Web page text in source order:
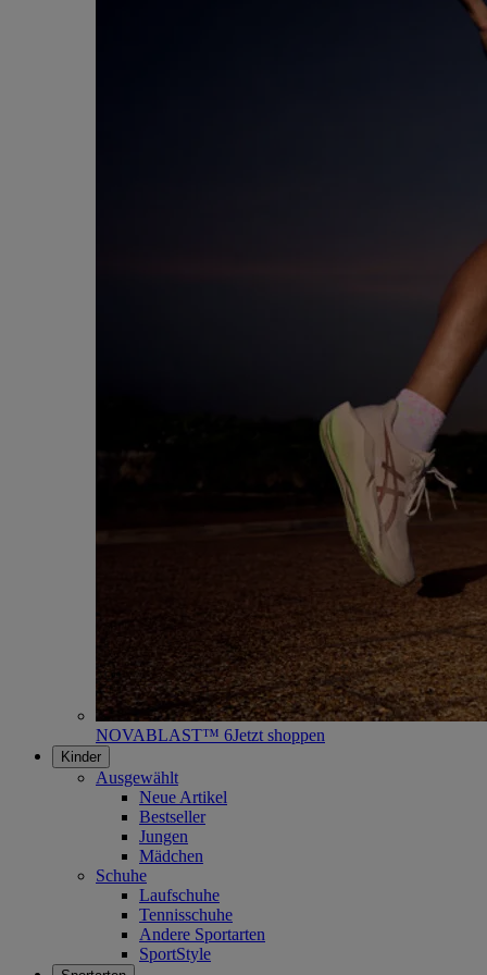
NOVABLAST™ 6Jetzt shoppen
Kinder
Ausgewählt
Neue Artikel
Bestseller
Jungen
Mädchen
Schuhe
Laufschuhe
Tennisschuhe
Andere Sportarten
SportStyle